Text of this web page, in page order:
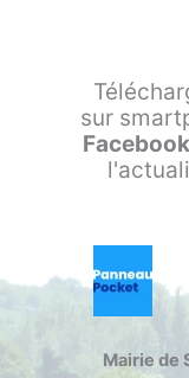
sur
Facebook
Mairie de